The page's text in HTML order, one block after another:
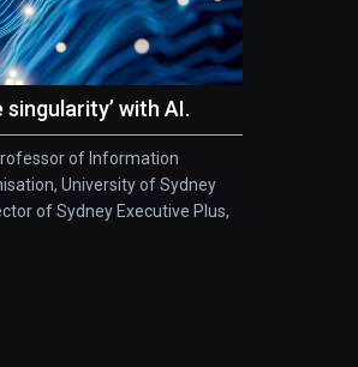
singularity’ with AI.
of Information
University of Sydney
of Sydney Executive Plus,